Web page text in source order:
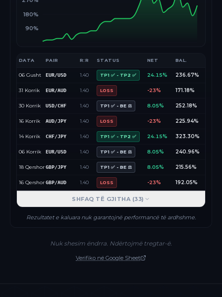
90%
180%
DATA PAIR R:R STATUS NET BAL.
06 Gusht EUR/USD 1.40 TP1 ✅ - TP2 ✅ 24.15% 236.67%
31 Korrik EUR/AUD 1.40 LOSS -23% 171.18%
30 Korrik USD/CHF 1.40 TP1 ✅ - BE ⚖️ 8.05% 252.18%
16 Korrik AUD/JPY 1.40 LOSS -23% 225.94%
14 Korrik CHF/JPY 1.40 TP1 ✅ - TP2 ✅ 24.15% 323.30%
06 Korrik EUR/USD 1.40 TP1 ✅ - BE ⚖️ 8.05% 240.96%
18 QershorGBP/JPY 1.40 TP1 ✅ - BE ⚖️ 8.05% 215.56%
16 QershorGBP/AUD 1.40 LOSS -23% 192.05%
SHFAQ TË GJITHA (33)
Rezultatet e kaluara nuk garantojnë performancë të ardhshme.
Nuk shesim ëndrra. Ndërtojmë tregtar-ë.
Verifiko në Google Sheet